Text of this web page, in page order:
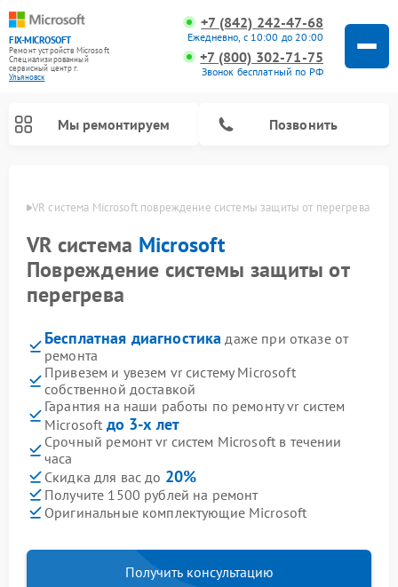
FIX-MICROSOFT
Ремонт устройств Microsoft
Специализированный
cервисный центр г.
Ульяновск
+7 (842) 242-47-68
Ежедневно, с 10:00 до 20:00
+7 (800) 302-71-75
Звонок бесплатный по РФ
Мы ремонтируем Позвонить
VR система Microsoft повреждение системы защиты от перегрева
VR система Microsoft
Повреждение системы защиты от
перегрева
Бесплатная диагностика даже при отказе от
ремонта
Привезем и увезем vr систему Microsoft
собственной доставкой
Гарантия на наши работы по ремонту vr систем
Microsoft до 3-х лет
Срочный ремонт vr систем Microsoft в течении
часа
Скидка для вас до 20%
Получите 1500 рублей на ремонт
Оригинальные комплектующие Microsoft
Получить консультацию